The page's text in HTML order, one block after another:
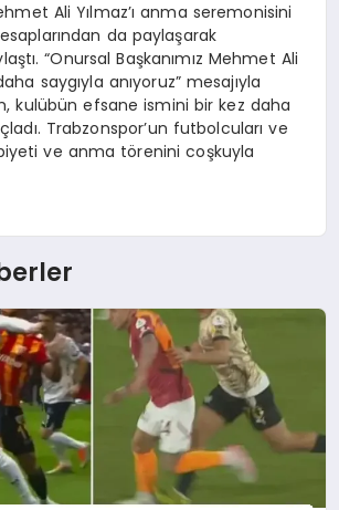
Ali Yılmaz’ı anma seremonisini
da paylaşarak
“Onursal Başkanımız Mehmet Ali
saygıyla anıyoruz” mesajıyla
kulübün efsane ismini bir kez daha
Trabzonspor’un futbolcuları ve
ve anma törenini coşkuyla